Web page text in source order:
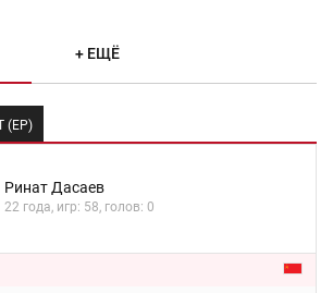
+ ЕЩЁ
(ЕР)
Ринат Дасаев
22 года, игр: 58, голов: 0